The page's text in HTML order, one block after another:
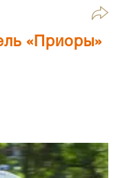
«Приоры»